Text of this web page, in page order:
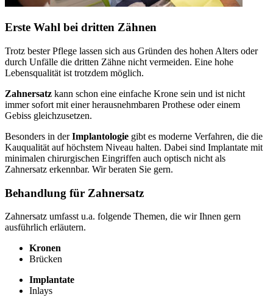
Erste Wahl bei dritten Zähnen
Trotz bester Pflege lassen sich aus Gründen des hohen Alters oder
durch Unfälle die dritten Zähne nicht vermeiden. Eine hohe
Lebensqualität ist trotzdem möglich.
Zahnersatz kann schon eine einfache Krone sein und ist nicht
immer sofort mit einer herausnehmbaren Prothese oder einem
Gebiss gleichzusetzen.
Besonders in derImplantologie gibt es moderne Verfahren, die die
Kauqualität auf höchstem Niveau halten. Dabei sind Implantate mit
minimalen chirurgischen Eingriffen auch optisch nicht als
Zahnersatz erkennbar. Wir beraten Sie gern.
Behandlung für Zahnersatz
Zahnersatz umfasst u.a. folgende Themen, die wir Ihnen gern
ausführlich erläutern.
Kronen
Brücken
Implantate
Inlays